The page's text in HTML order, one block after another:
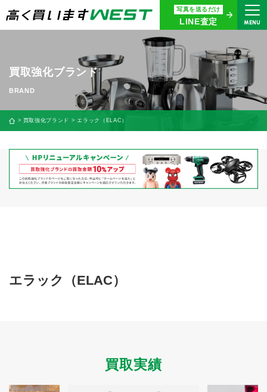
写真を送るだけ
LINE査定 MENU
まずはお気軽にお問い合わせ・
査定をご依頼ください
買取専用ダイヤル
0120-914-094
9:00〜18:30(年中無休)
24時間365日受付
買取に関する質問や相談もすぐにできて便利
簡単操作！LINE査定
新着情報
プライバシーポリシー
規約・同意書
本人確認書類アップロード
買取強化ブランド
買取強化ブランド エラック（ELAC）
エラック（ELAC）
買取実績